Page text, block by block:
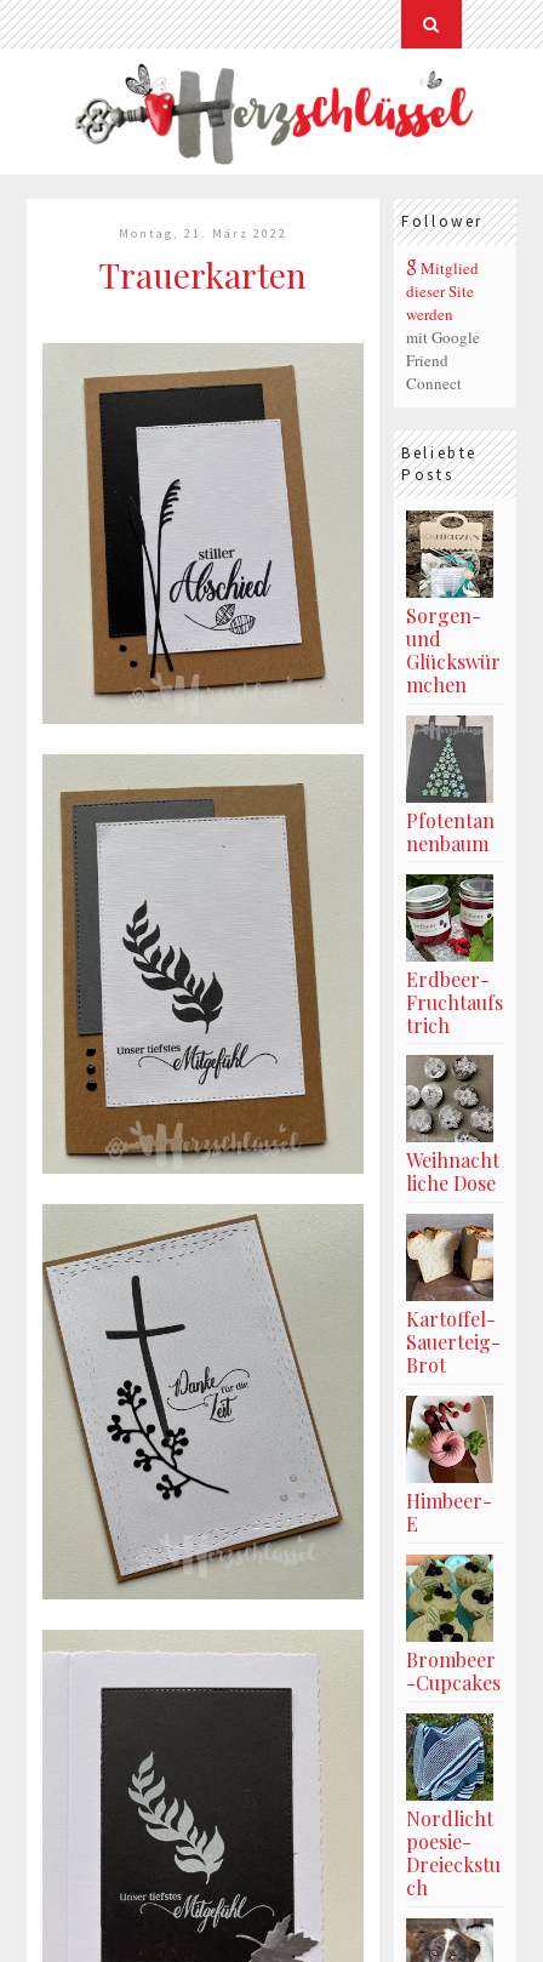
Montag, 21. März 2022
Trauerkarten
Follower
Mitglied
dieser Site
werden
mit Google
Friend
Connect
Beliebte
Posts
Sorgen-
und
Glückswür
mchen
Pfotentan
nenbaum
Erdbeer-
Fruchtaufs
trich
Weihnacht
liche Dose
Kartoffel-
Sauerteig-
Brot
Himbeer-
E
Brombeer
-Cupcakes
Nordlicht
poesie-
Dreieckstu
ch